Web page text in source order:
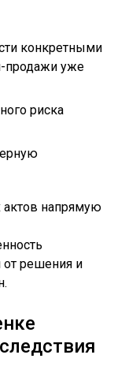
конкретными
продажи уже
риска
актов напрямую
от решения и